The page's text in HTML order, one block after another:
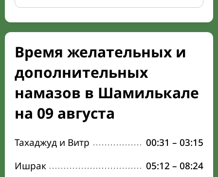
Время желательных и
дополнительных
намазов в Шамилькале
на 09 августа
Тахаджуд и Витр 00:31 – 03:15
Ишрак
05:12 – 08:24